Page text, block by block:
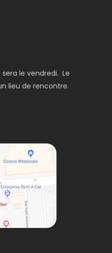
le vendredi. Le
lieu de rencontre.